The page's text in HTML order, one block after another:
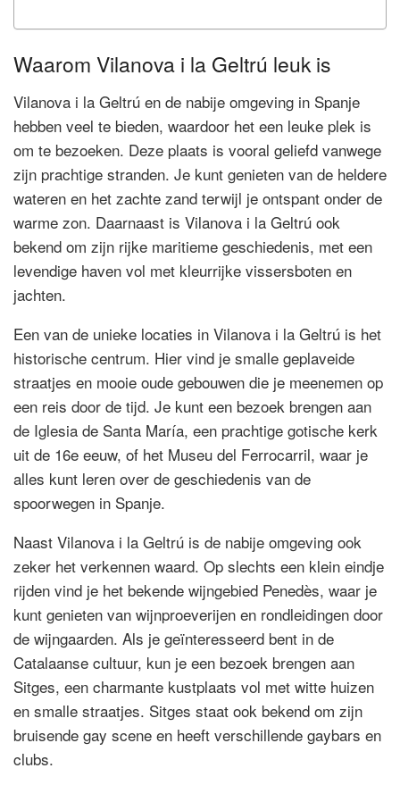
Waarom Vilanova i la Geltrú leuk is
Vilanova i la Geltrú en de nabije omgeving in Spanje
hebben veel te bieden, waardoor het een leuke plek is
om te bezoeken. Deze plaats is vooral geliefd vanwege
zijn prachtige stranden. Je kunt genieten van de heldere
wateren en het zachte zand terwijl je ontspant onder de
warme zon. Daarnaast is Vilanova i la Geltrú ook
bekend om zijn rijke maritieme geschiedenis, met een
levendige haven vol met kleurrijke vissersboten en
jachten.
Een van de unieke locaties in Vilanova i la Geltrú is het
historische centrum. Hier vind je smalle geplaveide
straatjes en mooie oude gebouwen die je meenemen op
een reis door de tijd. Je kunt een bezoek brengen aan
de Iglesia de Santa María, een prachtige gotische kerk
uit de 16e eeuw, of het Museu del Ferrocarril, waar je
alles kunt leren over de geschiedenis van de
spoorwegen in Spanje.
Naast Vilanova i la Geltrú is de nabije omgeving ook
zeker het verkennen waard. Op slechts een klein eindje
rijden vind je het bekende wijngebied Penedès, waar je
kunt genieten van wijnproeverijen en rondleidingen door
de wijngaarden. Als je geïnteresseerd bent in de
Catalaanse cultuur, kun je een bezoek brengen aan
Sitges, een charmante kustplaats vol met witte huizen
en smalle straatjes. Sitges staat ook bekend om zijn
bruisende gay scene en heeft verschillende gaybars en
clubs.